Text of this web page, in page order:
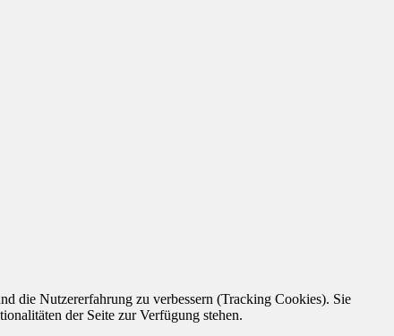
die Nutzererfahrung zu verbessern (Tracking Cookies). Sie
der Seite zur Verfügung stehen.